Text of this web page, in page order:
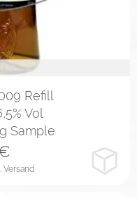
Refill
Vol
Sample
Versand